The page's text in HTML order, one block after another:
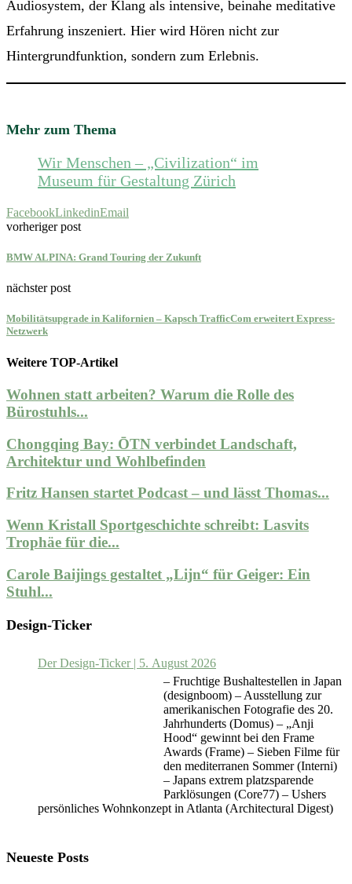
Audiosystem, der Klang als intensive, beinahe meditative
Erfahrung inszeniert. Hier wird Hören nicht zur
Hintergrundfunktion, sondern zum Erlebnis.
Mehr zum Thema
Wir Menschen – „Civilization“ im
Museum für Gestaltung Zürich
FacebookLinkedinEmail
vorheriger post
BMW ALPINA: Grand Touring der Zukunft
nächster post
Mobilitätsupgrade in Kalifornien – Kapsch TrafficCom erweitert Express-
Netzwerk
Weitere TOP-Artikel
Wohnen statt arbeiten? Warum die Rolle des
Bürostuhls...
Chongqing Bay: ŌTN verbindet Landschaft,
Architektur und Wohlbefinden
Fritz Hansen startet Podcast – und lässt Thomas...
Wenn Kristall Sportgeschichte schreibt: Lasvits
Trophäe für die...
Carole Baijings gestaltet „Lijn“ für Geiger: Ein
Stuhl...
Design-Ticker
Der Design-Ticker | 5. August 2026
– Fruchtige Bushaltestellen in Japan
(designboom) – Ausstellung zur
amerikanischen Fotografie des 20.
Jahrhunderts (Domus) – „Anji
Hood“ gewinnt bei den Frame
Awards (Frame) – Sieben Filme für
den mediterranen Sommer (Interni)
– Japans extrem platzsparende
Parklösungen (Core77) – Ushers
persönliches Wohnkonzept in Atlanta (Architectural Digest)
Neueste Posts